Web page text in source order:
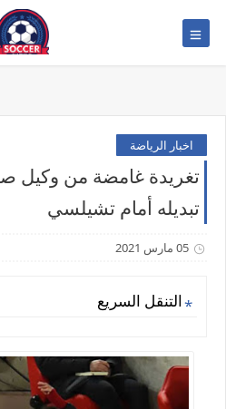
اخبار الرياضة
تغريدة غامضة من وكيل
تبديله أمام تشيلسي
05 مارس 2021
التنقل السريع